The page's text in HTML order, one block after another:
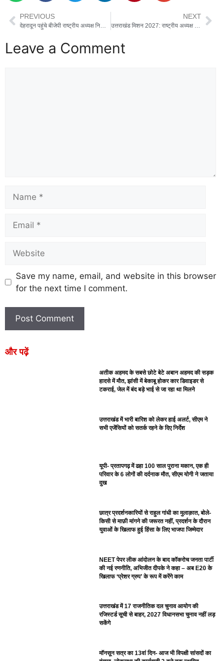
PREVIOUS NEXT
Leave a Comment
Save my name, email, and website in this browser
for the next time I comment.
और पढ़ें
अतीक अहमद के सबसे छोटे बेटे अबान अहमद की सड़क
हादसे में मौत, झांसी में बेकाबू होकर कार डिवाइडर से
टकराई, जेल में बंद बड़े भाई से जा रहा था मिलने
उत्तराखंड में भारी बारिश को लेकर हाई अलर्ट, सीएम ने
सभी एजेंसियों को सतर्क रहने के दिए निर्देश
यूपी- प्रतापगढ़ में ढहा 100 साल पुराना मकान, एक ही
परिवार के 6 लोगों की दर्दनाक मौत, सीएम योगी ने जताया
दुख
छात्र प्रदर्शनकारियों से राहुल गांधी का मुलाक़ात, बोले-
किसी से माफ़ी मांगने की जरूरत नहीं, प्रदर्शन के दौरान
युवाओं के खिलाफ हुई हिंसा के लिए भाजपा जिम्मेदार
NEET पेपर लीक आंदोलन के बाद कॉकरोच जनता पार्टी
की नई रणनीति, अभिजीत दीपके ने कहा – अब E20 के
खिलाफ ‘प्रेशर ग्रुप’ के रूप में करेंगे काम
उत्तराखंड में 17 राजनीतिक दल चुनाव आयोग की
रजिस्टर्ड सूची से बाहर, 2027 विधानसभा चुनाव नहीं लड़
सकेंगे
मॉनसून सत्र का 13वां दिन- आज भी विपक्षी सांसदों का